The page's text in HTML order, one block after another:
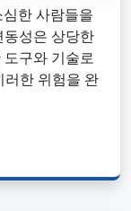
한 사람들을
성은 상당한
구와 기술로
러한 위험을 완